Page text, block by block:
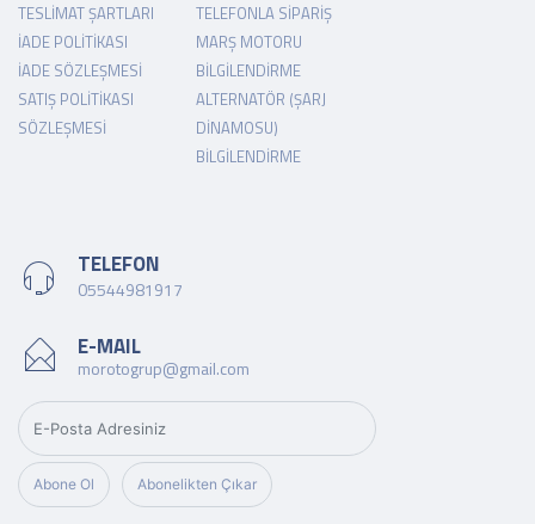
TESLIMAT ŞARTLARI
İADE POLITIKASI
İADE SÖZLEŞMESI
SATIŞ POLITIKASI
SÖZLEŞMESI
TELEFONLA SIPARIŞ
MARŞ MOTORU
BILGILENDIRME
ALTERNATÖR (ŞARJ
DINAMOSU)
BILGILENDIRME
TELEFON
05544981917
E-MAIL
morotogrup@gmail.com
Abone Ol Abonelikten Çıkar